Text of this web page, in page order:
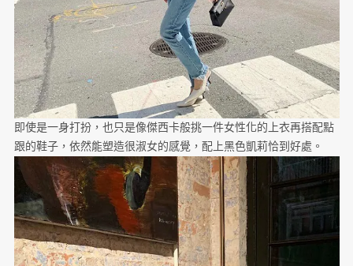
即使是一身打扮，也只是像傑西卡般挑一件女性化的上衣再搭配點
跟的鞋子，依然能塑造很淑女的感覺，配上黑色凱莉恰到好處。